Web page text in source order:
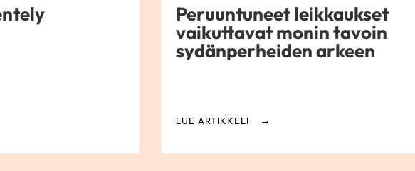
Peruuntuneet leikkaukset
vaikuttavat monin tavoin
sydänperheiden arkeen
LUE ARTIKKELI